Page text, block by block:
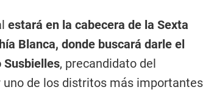
estará en la cabecera de la Sexta
Blanca, donde buscará darle el
Susbielles, precandidato del
de los distritos más importantes